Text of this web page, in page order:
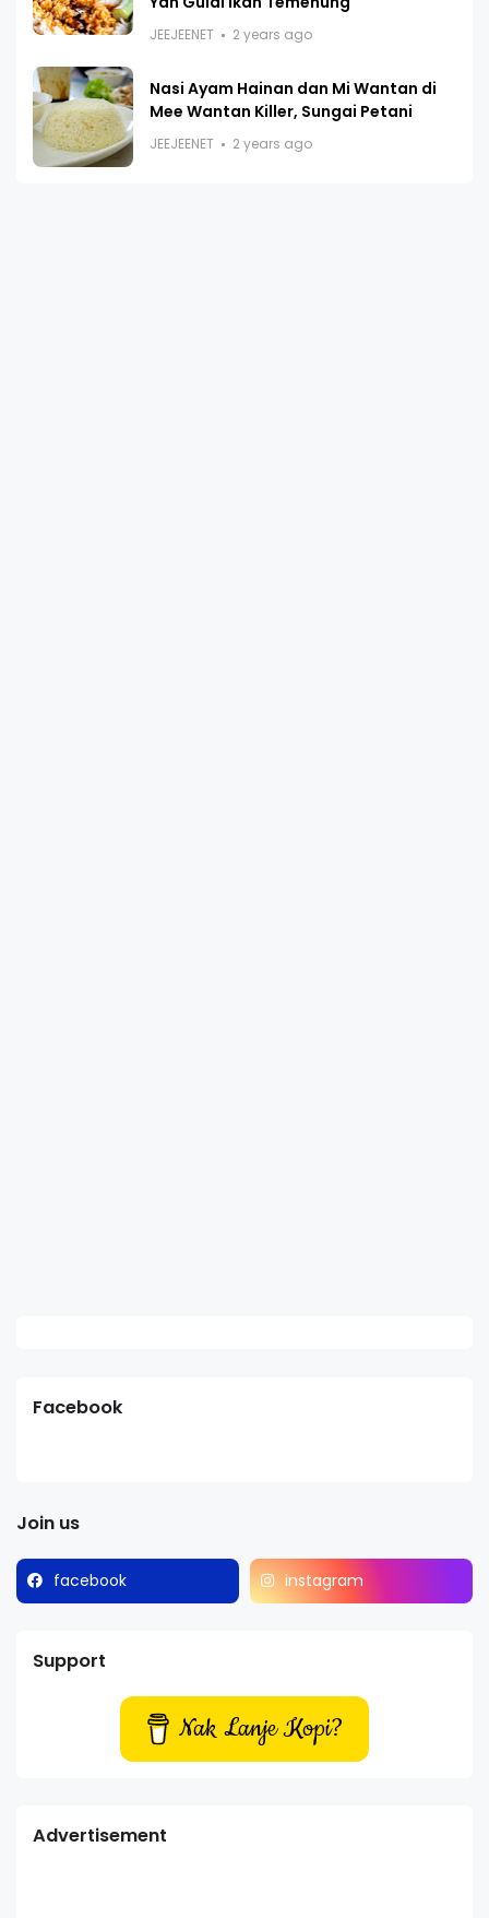
JEEJEENET 2 years ago
Nasi Ayam Hainan dan Mi Wantan di
Mee Wantan Killer, Sungai Petani
JEEJEENET 2 years ago
Facebook
Join us
facebook instagram
Support
Nak Lanje Kopi?
Advertisement